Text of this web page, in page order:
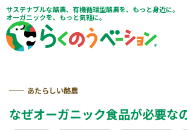
サステナブルな酪農、有機循環型酪農を、もっと身近に。
オーガニックを、もっと気軽に。
あたらしい酪農
なぜオーガニック食品が必要な